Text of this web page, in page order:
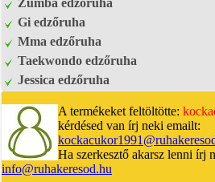
Zumba edzőruha
Gi edzőruha
Mma edzőruha
Taekwondo edzőruha
Jessica edzőruha
A termékeket feltöltötte:
kérdésed van írj neki emailt:
Ha szerkesztő akarsz lenni írj
info@ruhakeresod.hu